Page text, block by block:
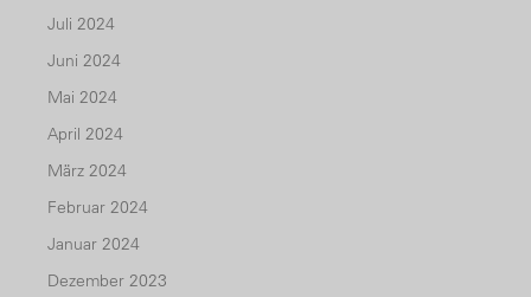
Juli 2024
Juni 2024
Mai 2024
April 2024
März 2024
Februar 2024
Januar 2024
Dezember 2023